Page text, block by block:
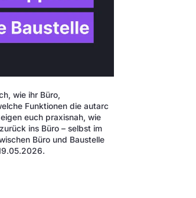
wie ihr Büro,
Funktionen die autarc
euch praxisnah, wie
ins Büro – selbst im
Büro und Baustelle